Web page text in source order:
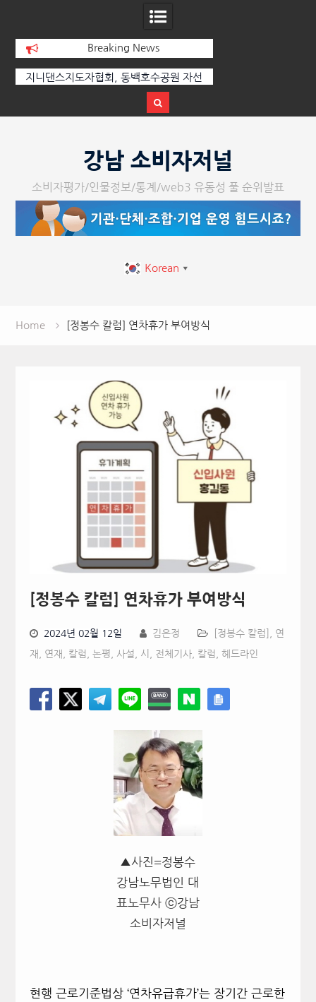
Breaking News
[손영미의 감성가곡] 누군가가 그립다
강남 소비자저널
소비자평가/인물정보/통계/web3 유동성 풀 순위발표
Korean ▼
Home [정봉수 칼럼] 연차휴가 부여방식
[정봉수 칼럼] 연차휴가 부여방식
2024년 02월 12일 김은정 [정봉수 칼럼] 연
재 연재, 칼럼, 논평, 사설, 시 전체기사, 칼럼 헤드라인
▲사진=정봉수
강남노무법인 대
표노무사 ⓒ강남
소비자저널
현행 근로기준법상 ‘연차유급휴가’는 장기간 근로한